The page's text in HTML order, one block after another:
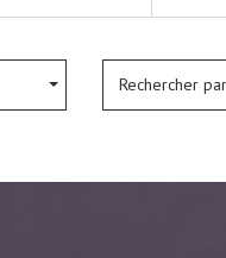
Rechercher